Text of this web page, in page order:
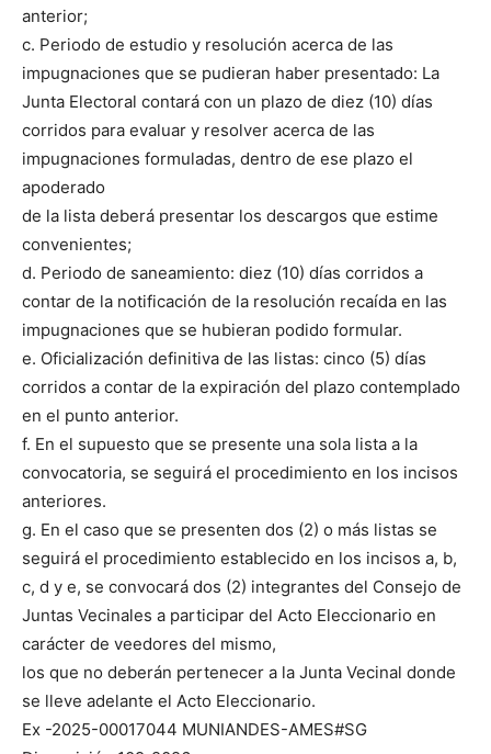
anterior;
c. Periodo de estudio y resolución acerca de las
impugnaciones que se pudieran haber presentado: La
Junta Electoral contará con un plazo de diez (10) días
corridos para evaluar y resolver acerca de las
impugnaciones formuladas, dentro de ese plazo el
apoderado
de la lista deberá presentar los descargos que estime
convenientes;
d. Periodo de saneamiento: diez (10) días corridos a
contar de la notificación de la resolución recaída en las
impugnaciones que se hubieran podido formular.
e. Oficialización definitiva de las listas: cinco (5) días
corridos a contar de la expiración del plazo contemplado
en el punto anterior.
f. En el supuesto que se presente una sola lista a la
convocatoria, se seguirá el procedimiento en los incisos
anteriores.
g. En el caso que se presenten dos (2) o más listas se
seguirá el procedimiento establecido en los incisos a, b,
c, d y e, se convocará dos (2) integrantes del Consejo de
Juntas Vecinales a participar del Acto Eleccionario en
carácter de veedores del mismo,
los que no deberán pertenecer a la Junta Vecinal donde
se lleve adelante el Acto Eleccionario.
Ex -2025-00017044 MUNIANDES-AMES#SG